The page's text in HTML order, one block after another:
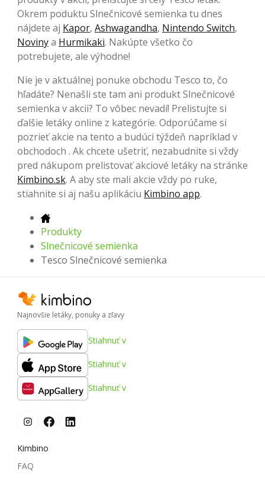
Okrem poduktu Slnečnicové semienka tu dnes
nájdete aj Kapor, Ashwagandha, Nintendo Switch,
Novinya Hurmikaki. Nakúpte všetko čo
potrebujete, ale výhodne!
Nie je v aktuálnej ponuke obchodu Tesco to, čo
hľadáte? Nenašli ste tam ani produkt Slnečnicové
semienka v akcii? To vôbec nevadí! Prelistujte si
ďalšie letáky online z kategórie. Odporúčame si
pozrieť akcie na tento a budúci týždeň napríklad v
obchodoch . Ak chcete ušetriť, nezabudnite si vždy
pred nákupom prelistovať akciové letáky na stránke
Kimbino.sk. A aby ste mali akcie vždy po ruke,
stiahnite si aj našu aplikáciu Kimbino app.
Produkty
Slnečnicové semienka
Tesco Slnečnicové semienka
Najnovšie letáky, ponuky a zľavy
Stiahnuť v
Stiahnuť v
Stiahnuť v
Kimbino
FAQ